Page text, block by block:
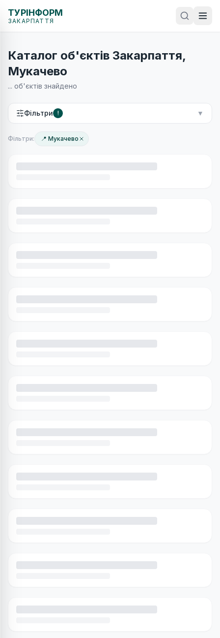
ТУРІНФОРМ
ЗАКАРПАТТЯ
Каталог об'єктів Закарпаття,
Мукачево
... об'єктів знайдено
Фільтри ! ▼
Фільтри: 📍 Мукачево